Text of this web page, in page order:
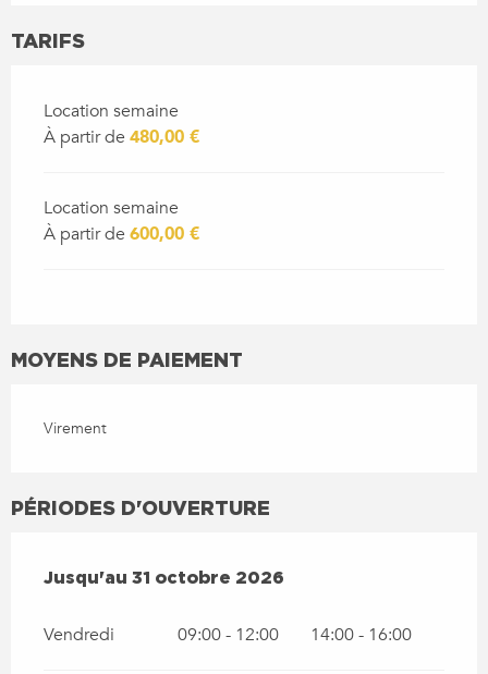
TARIFS
Location semaine
À partir de 480,00 €
Location semaine
À partir de 600,00 €
MOYENS DE PAIEMENT
Virement
PÉRIODES D'OUVERTURE
DU1 AVRIL 2026AU31 OCTOBRE 2026
Jusqu'au 31 octobre 2026
Vendredi 09:00 - 12:00 14:00 - 16:00